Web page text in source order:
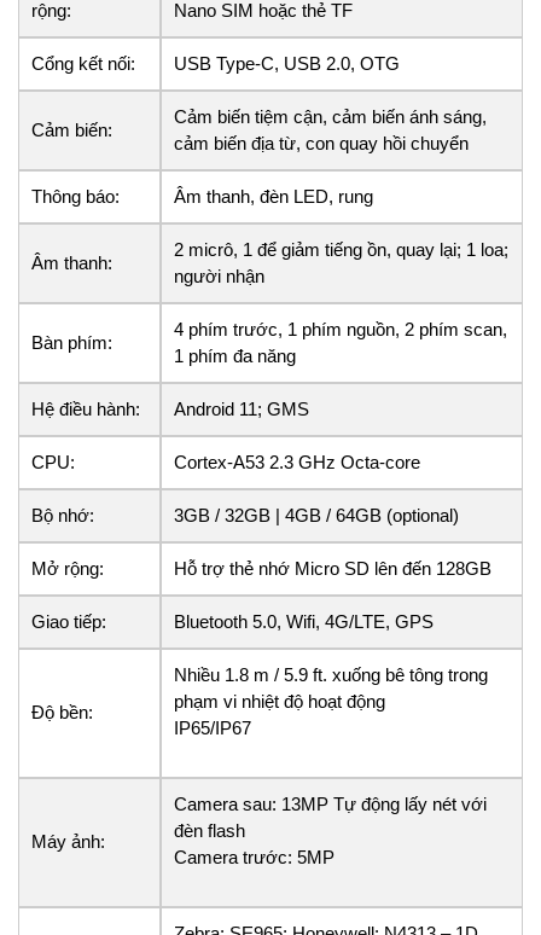
rộng: Nano SIM hoặc thẻ TF
Cổng kết nối: USB Type-C, USB 2.0, OTG
Cảm biến:
Cảm biến tiệm cận, cảm biến ánh sáng,
cảm biến địa từ, con quay hồi chuyển
Thông báo: Âm thanh, đèn LED, rung
Âm thanh:
2 micrô, 1 để giảm tiếng ồn, quay lại; 1 loa;
người nhận
Bàn phím:
4 phím trước, 1 phím nguồn, 2 phím scan,
1 phím đa năng
Hệ điều hành: Android 11; GMS
CPU: Cortex-A53 2.3 GHz Octa-core
Bộ nhớ: 3GB / 32GB | 4GB / 64GB (optional)
Mở rộng: Hỗ trợ thẻ nhớ Micro SD lên đến 128GB
Giao tiếp: Bluetooth 5.0, Wifi, 4G/LTE, GPS
Độ bền:
Nhiều 1.8 m / 5.9 ft. xuống bê tông trong
phạm vi nhiệt độ hoạt động
IP65/IP67
Máy ảnh:
Camera sau: 13MP Tự động lấy nét với
đèn flash
Camera trước: 5MP